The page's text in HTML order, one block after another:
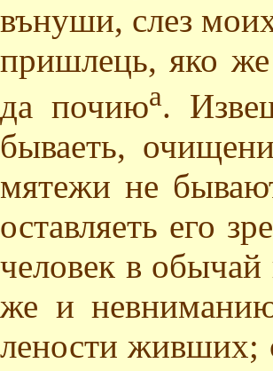
вънуши, слез
пришлець, яко
да почиюа.
бываеть,
мятежи не
оставляеть его
человек в
же и
лености живших;